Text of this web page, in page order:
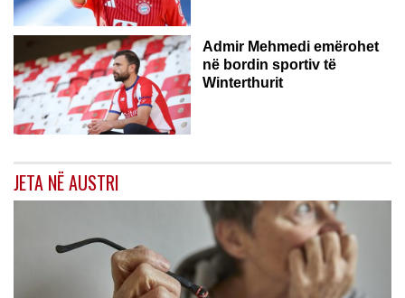
Admir Mehmedi emërohet
në bordin sportiv të
Winterthurit
JETA NË AUSTRI